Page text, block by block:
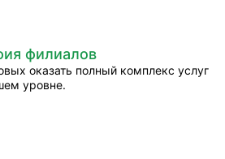
филиалов
оказать полный комплекс услуг
уровне.